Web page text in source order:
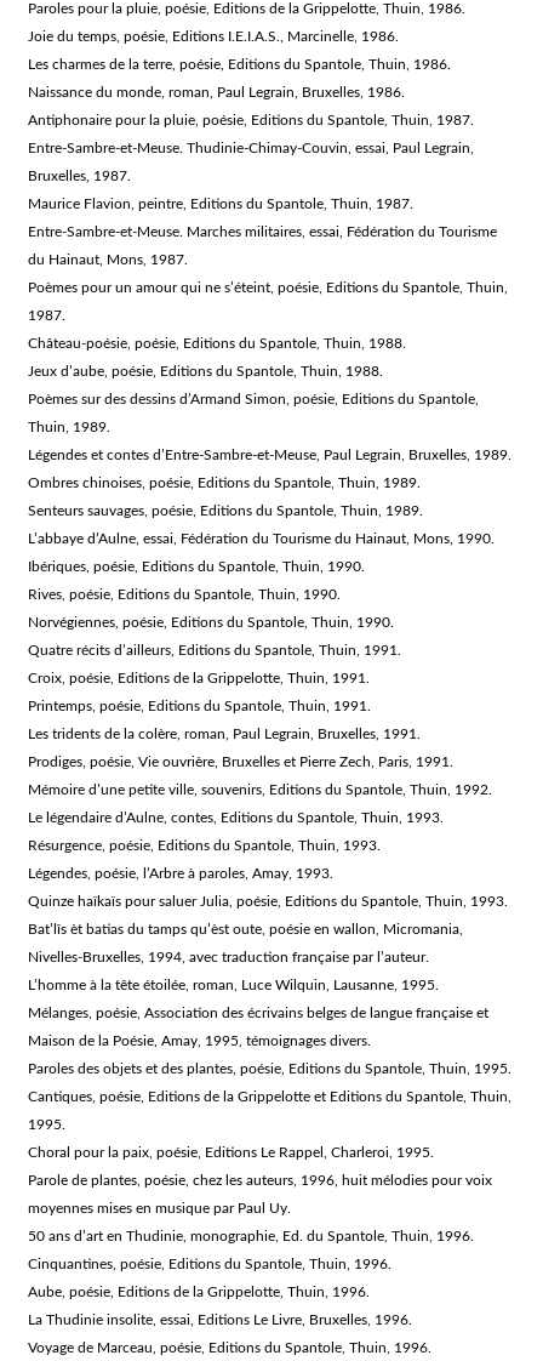
Paroles pour la pluie, poésie, Editions de la Grippelotte, Thuin, 1986.
Joie du temps, poésie, Editions I.E.I.A.S., Marcinelle, 1986.
Les charmes de la terre, poésie, Editions du Spantole, Thuin, 1986.
Naissance du monde, roman, Paul Legrain, Bruxelles, 1986.
Antiphonaire pour la pluie, poésie, Editions du Spantole, Thuin, 1987.
Entre-Sambre-et-Meuse. Thudinie-Chimay-Couvin, essai, Paul Legrain,
Bruxelles, 1987.
Maurice Flavion, peintre, Editions du Spantole, Thuin, 1987.
Entre-Sambre-et-Meuse. Marches militaires, essai, Fédération du Tourisme
du Hainaut, Mons, 1987.
Poèmes pour un amour qui ne s’éteint, poésie, Editions du Spantole, Thuin,
1987.
Château-poésie, poésie, Editions du Spantole, Thuin, 1988.
Jeux d’aube, poésie, Editions du Spantole, Thuin, 1988.
Poèmes sur des dessins d’Armand Simon, poésie, Editions du Spantole,
Thuin, 1989.
Légendes et contes d’Entre-Sambre-et-Meuse, Paul Legrain, Bruxelles, 1989.
Ombres chinoises, poésie, Editions du Spantole, Thuin, 1989.
Senteurs sauvages, poésie, Editions du Spantole, Thuin, 1989.
L’abbaye d’Aulne, essai, Fédération du Tourisme du Hainaut, Mons, 1990.
Ibériques, poésie, Editions du Spantole, Thuin, 1990.
Rives, poésie, Editions du Spantole, Thuin, 1990.
Norvégiennes, poésie, Editions du Spantole, Thuin, 1990.
Quatre récits d’ailleurs, Editions du Spantole, Thuin, 1991.
Croix, poésie, Editions de la Grippelotte, Thuin, 1991.
Printemps, poésie, Editions du Spantole, Thuin, 1991.
Les tridents de la colère, roman, Paul Legrain, Bruxelles, 1991.
Prodiges, poésie, Vie ouvrière, Bruxelles et Pierre Zech, Paris, 1991.
Mémoire d’une petite ville, souvenirs, Editions du Spantole, Thuin, 1992.
Le légendaire d’Aulne, contes, Editions du Spantole, Thuin, 1993.
Résurgence, poésie, Editions du Spantole, Thuin, 1993.
Légendes, poésie, l’Arbre à paroles, Amay, 1993.
Quinze haïkaïs pour saluer Julia, poésie, Editions du Spantole, Thuin, 1993.
Bat’lîs èt batias du tamps qu’èst oute, poésie en wallon, Micromania,
Nivelles-Bruxelles, 1994, avec traduction française par l’auteur.
L’homme à la tête étoilée, roman, Luce Wilquin, Lausanne, 1995.
Mélanges, poésie, Association des écrivains belges de langue française et
Maison de la Poésie, Amay, 1995, témoignages divers.
Paroles des objets et des plantes, poésie, Editions du Spantole, Thuin, 1995.
Cantiques, poésie, Editions de la Grippelotte et Editions du Spantole, Thuin,
1995.
Choral pour la paix, poésie, Editions Le Rappel, Charleroi, 1995.
Parole de plantes, poésie, chez les auteurs, 1996, huit mélodies pour voix
moyennes mises en musique par Paul Uy.
50 ans d’art en Thudinie, monographie, Ed. du Spantole, Thuin, 1996.
Cinquantines, poésie, Editions du Spantole, Thuin, 1996.
Aube, poésie, Editions de la Grippelotte, Thuin, 1996.
La Thudinie insolite, essai, Editions Le Livre, Bruxelles, 1996.
Voyage de Marceau, poésie, Editions du Spantole, Thuin, 1996.